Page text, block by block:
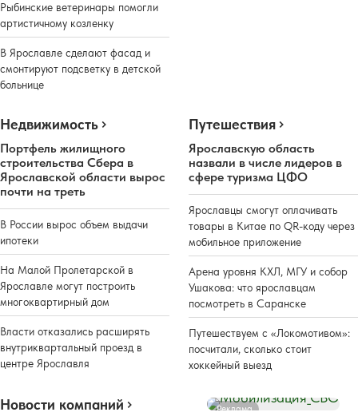
Рыбинские ветеринары помогли
артистичному козленку
В Ярославле сделают фасад и
смонтируют подсветку в детской
больнице
Недвижимость
Портфель жилищного
строительства Сбера в
Ярославской области вырос
почти на треть
В России вырос объем выдачи
ипотеки
На Малой Пролетарской в
Ярославле могут построить
многоквартирный дом
Власти отказались расширять
внутриквартальный проезд в
центре Ярославля
Путешествия
Ярославскую область
назвали в числе лидеров в
сфере туризма ЦФО
Ярославцы смогут оплачивать
товары в Китае по QR-коду через
мобильное приложение
Арена уровня КХЛ, МГУ и собор
Ушакова: что ярославцам
посмотреть в Саранске
Путешествуем с «Локомотивом»:
посчитали, сколько стоит
хоккейный выезд
Новости компаний Реклама